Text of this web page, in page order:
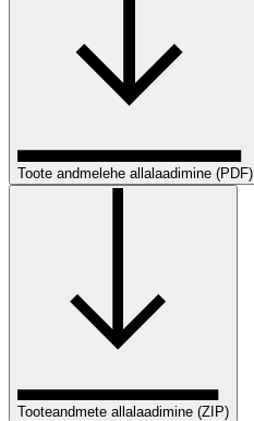
Toote andmelehe allalaadimine (PDF)
Tooteandmete allalaadimine (ZIP)